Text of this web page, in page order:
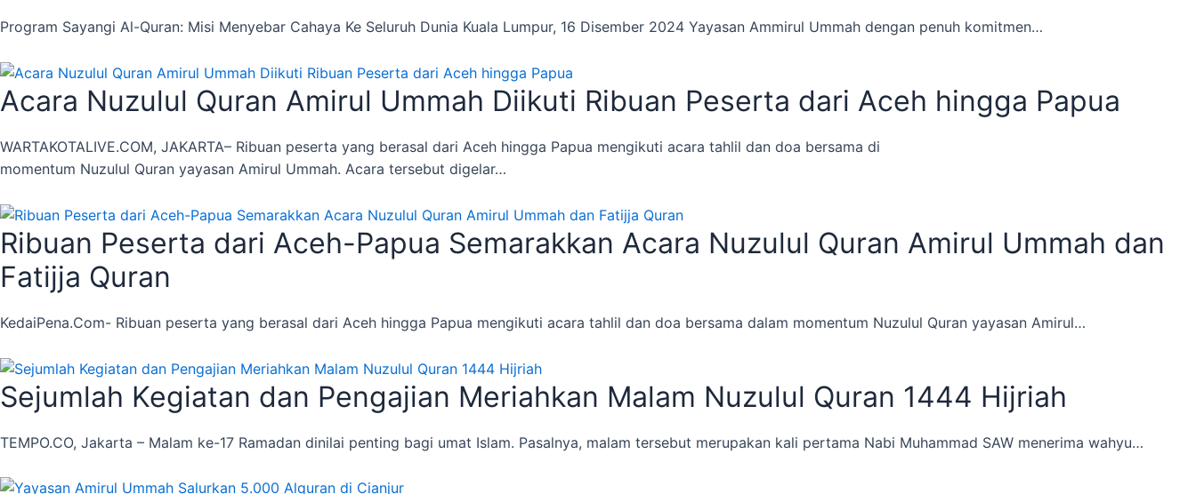
Program Sayangi Al-Quran: Misi Menyebar Cahaya Ke Seluruh Dunia Kuala Lumpur, 16 Disember 2024 Yayasan Ammirul Ummah dengan penuh komitmen…
Acara Nuzulul Quran Amirul Ummah Diikuti Ribuan Peserta dari Aceh hingga Papua
WARTAKOTALIVE.COM, JAKARTA– Ribuan peserta yang berasal dari Aceh hingga Papua mengikuti acara tahlil dan doa bersama di
momentum Nuzulul Quran yayasan Amirul Ummah. Acara tersebut digelar…
Ribuan Peserta dari Aceh-Papua Semarakkan Acara Nuzulul Quran Amirul Ummah dan
Fatijja Quran
KedaiPena.Com- Ribuan peserta yang berasal dari Aceh hingga Papua mengikuti acara tahlil dan doa bersama dalam momentum Nuzulul Quran yayasan Amirul…
Sejumlah Kegiatan dan Pengajian Meriahkan Malam Nuzulul Quran 1444 Hijriah
TEMPO.CO, Jakarta – Malam ke-17 Ramadan dinilai penting bagi umat Islam. Pasalnya, malam tersebut merupakan kali pertama Nabi Muhammad SAW menerima wahyu…